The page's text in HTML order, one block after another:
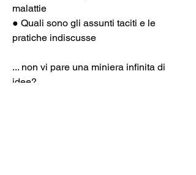
malattie
● Quali sono gli assunti taciti e le
pratiche indiscusse
... non vi pare una miniera infinita di
idee?.